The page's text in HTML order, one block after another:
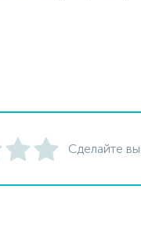
Сделайте